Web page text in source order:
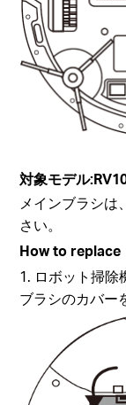
対象モデル:
メインブラシは
さい。
How to replace
1. ロボット掃除
ブラシのカバー